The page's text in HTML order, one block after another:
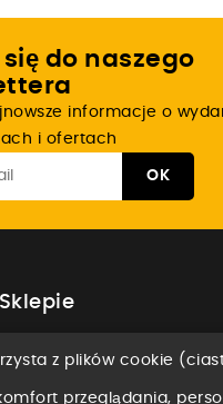
do naszego
informacje o
i ofertach
z plików cookie
przeglądania,